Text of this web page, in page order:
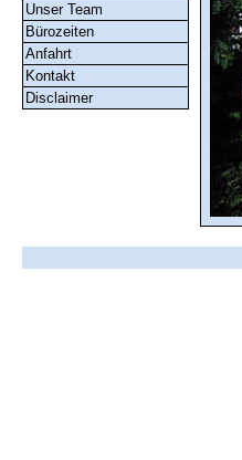
Unser Team
Bürozeiten
Anfahrt
Kontakt
Disclaimer